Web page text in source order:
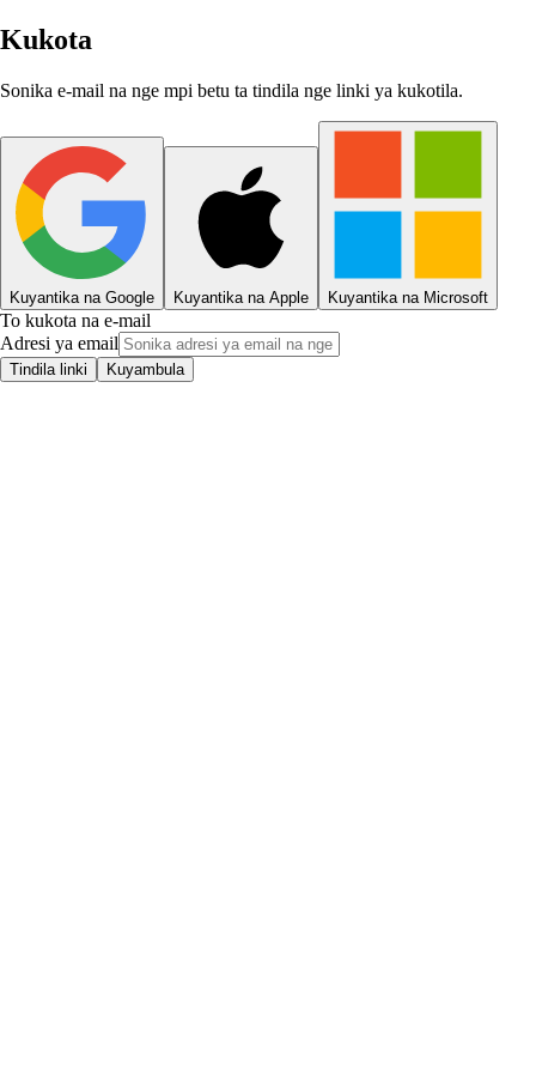
Kukota
Sonika e-mail na nge mpi betu ta tindila nge linki ya kukotila.
Kuyantika na Google Kuyantika na Apple Kuyantika na Microsoft
To kukota na e-mail
Adresi ya email
Tindila linki Kuyambula